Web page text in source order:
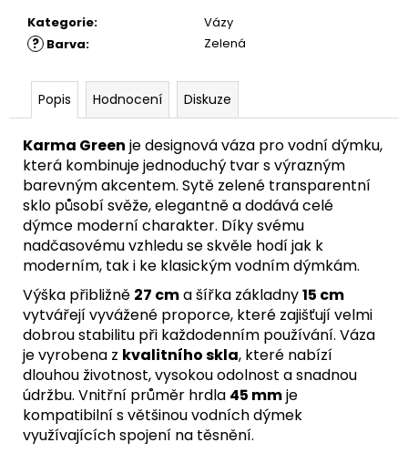
Kategorie: Vázy
? Barva: Zelená
Popis Hodnocení Diskuze
Karma Green je designová váza pro vodní dýmku,
která kombinuje jednoduchý tvar s výrazným
barevným akcentem. Sytě zelené transparentní
sklo působí svěže, elegantně a dodává celé
dýmce moderní charakter. Díky svému
nadčasovému vzhledu se skvěle hodí jak k
moderním, tak i ke klasickým vodním dýmkám.
Výška přibližně 27 cma šířka základny15 cm
vytvářejí vyvážené proporce, které zajišťují velmi
dobrou stabilitu při každodenním používání. Váza
je vyrobena z kvalitního skla, které nabízí
dlouhou životnost, vysokou odolnost a snadnou
údržbu. Vnitřní průměr hrdla 45 mmje
kompatibilní s většinou vodních dýmek
využívajících spojení na těsnění.